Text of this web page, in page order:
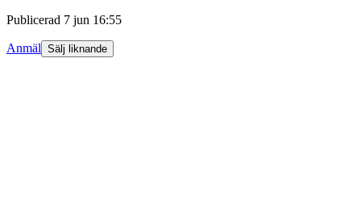
Publicerad 7 jun 16:55
Anmäl Sälj liknande